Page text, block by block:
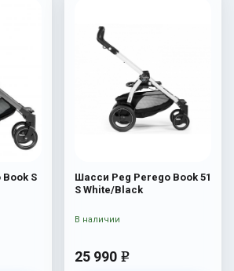
S
Шасси Peg Perego Book 51
S White/Black
25 990 e
В наличии